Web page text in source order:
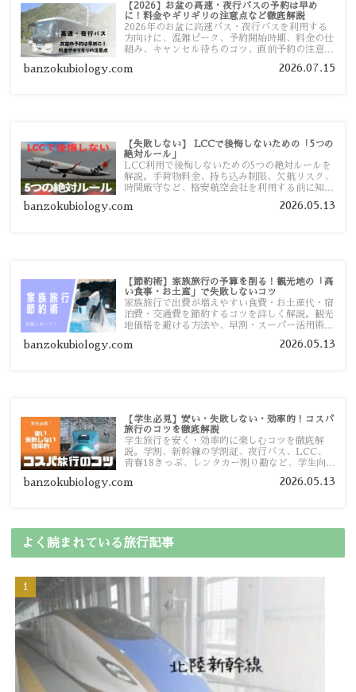
【2026】お盆の高速・夜行バスの予約は早め
に！料金やギリギリの注意点など徹底解説
2026年のお盆に高速バス・夜行バスを利用する
方向けに、混雑ピーク、予約開始時期、料金の仕
組み、キャンセル待ちのコツ、直前予約の注意点
banzokubiology.com 2026.07.15
【失敗しない】 LCCで後悔しないための「5つの
絶対ルール」
LCC利用で後悔しないための5つの絶対ルールを
解説。手荷物料金、持ち込み制限、欠航リスク、
時間厳守など、格安航空会社を利用する前に知っ
す。
banzokubiology.com 2026.05.13
【節約術】家族旅行の予算を削る！観光地の「高
い食事・お土産」で失敗しないコツ
家族旅行で出費が増えやすい食費・お土産代・宿
泊費・交通費を節約するコツを詳しく解説。観光
地価格を避ける方法や、早割・スーパー活用術、
banzokubiology.com 2026.05.13
【学生必見】安い・失敗しない・効率的！コスパ
旅行のコツを徹底解説
学生旅行を安く・効率的に楽しむコツを徹底解
説。学割、新幹線の学割証、夜行バス、LCC、
青春18きっぷ、レンタカー割り勘など、学生向け
banzokubiology.com 2026.05.13
よく読まれている旅行記事